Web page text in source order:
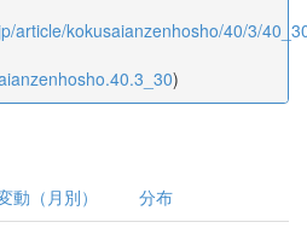
article/kokusaianzenhosho/40/3/
)
動（月別） 分布